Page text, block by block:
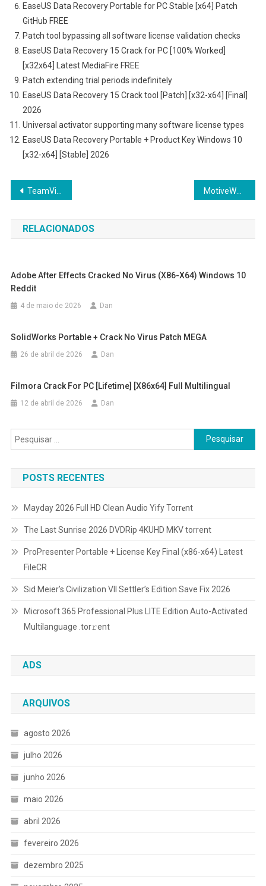
EaseUS Data Recovery Portable for PC Stable [x64] Patch
GitHub FREE
Patch tool bypassing all software license validation checks
EaseUS Data Recovery 15 Crack for PC [100% Worked]
[x32x64] Latest MediaFire FREE
Patch extending trial periods indefinitely
EaseUS Data Recovery 15 Crack tool [Patch] [x32-x64] [Final]
2026
Universal activator supporting many software license types
EaseUS Data Recovery Portable + Product Key Windows 10
[x32-x64] [Stable] 2026
Navegação
de
Post
TeamViewer Portable for PC Latest Lifetime gDrive
RELACIONADOS
Adobe After Effects Cracked No Virus (x86-X64) Windows 10
Reddit
4 de maio de 2026 Dan
SolidWorks Portable + Crack No Virus Patch MEGA
26 de abril de 2026 Dan
Filmora Crack For PC [Lifetime] [x86x64] Full Multilingual
12 de abril de 2026 Dan
Pesquisar
por:
POSTS RECENTES
Mayday 2026 Full HD Clean Audio Yify Torr𝐞nt
The Last Sunrise 2026 DVDRip 4KUHD MKV torrent
ProPresenter Portable + License Key Final (x86-x64) Latest
FileCR
Sid Meier’s Civilization VII Settler’s Edition Save Fix 2026
Microsoft 365 Professional Plus LITE Edition Auto-Activated
Multilanguage .tоr𝚛еnt
ADS
ARQUIVOS
agosto 2026
julho 2026
junho 2026
maio 2026
abril 2026
fevereiro 2026
dezembro 2025